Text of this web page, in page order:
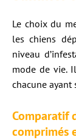
Le choix du
les chiens
niveau
mode de vie.
chacune ayant
Comparatif
comprimés